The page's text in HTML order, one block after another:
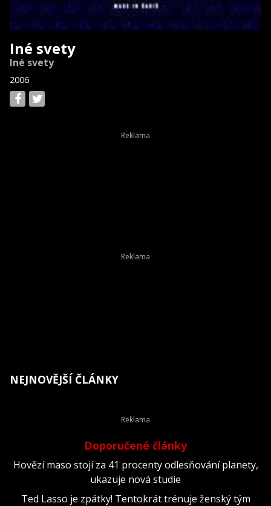
Iné svety
Iné svety
2006
NEJNOVĚJŠÍ ČLÁNKY
Doporučené články
Hovězí maso stojí za 41 procenty odlesňování planety,
ukazuje nová studie
Ted Lasso je zpátky! Tentokrát trénuje ženský tým